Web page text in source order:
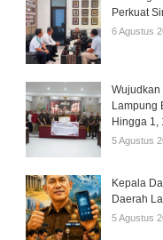
Perkuat
6 Agustus
Wujudkan
Lampung
Hingga 1,
5 Agustus
Kepala
Daerah
5 Agustus